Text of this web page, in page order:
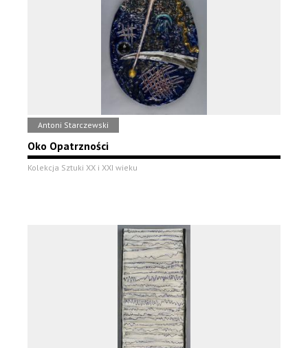
Antoni Starczewski
Oko Opatrzności
Kolekcja Sztuki XX i XXI wieku